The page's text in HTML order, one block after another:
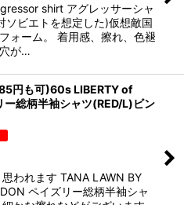
shirt アグレッサーシャ
ソビエトを想定した)仮想敵国
ォーム。 着用感、擦れ、色褪
が…
円も可)60s LIBERTY of
ー総柄半袖シャツ(RED/L)ビン
われます TANA LAWN BY
ペイズリー総柄半袖シャ